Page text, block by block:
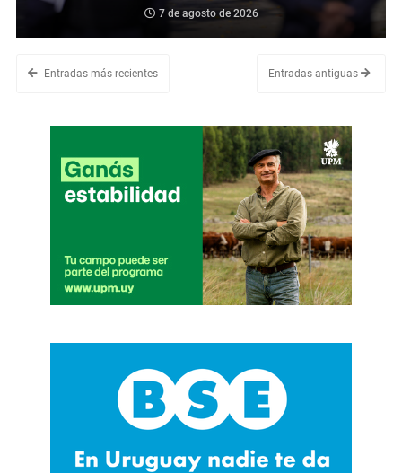
7 de agosto de 2026
Entradas más recientes Entradas antiguas